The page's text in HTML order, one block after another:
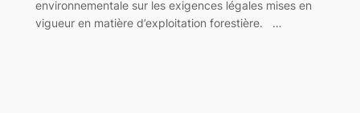
environnementale sur les exigences légales mises en
vigueur en matière d’exploitation forestière. …